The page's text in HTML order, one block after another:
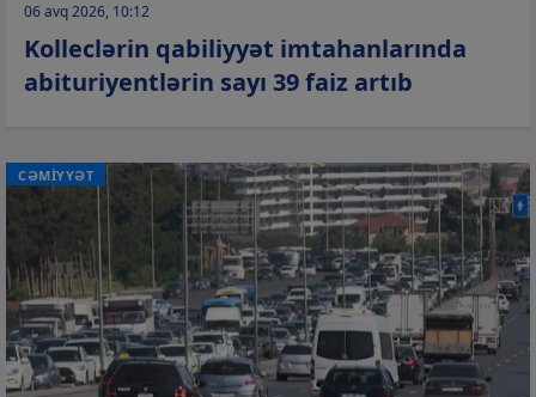
06 avq 2026, 10:12
Kolleclərin qabiliyyət imtahanlarında
abituriyentlərin sayı 39 faiz artıb
CƏMİYYƏT